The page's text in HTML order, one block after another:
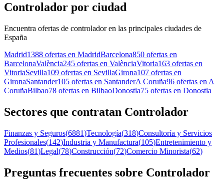
Controlador por ciudad
Encuentra ofertas de controlador en las principales ciudades de
España
Madrid1388 ofertas en MadridBarcelona850 ofertas en
BarcelonaValència245 ofertas en ValènciaVitoria163 ofertas en
VitoriaSevilla109 ofertas en SevillaGirona107 ofertas en
GironaSantander105 ofertas en SantanderA Coruña96 ofertas en A
CoruñaBilbao78 ofertas en BilbaoDonostia75 ofertas en Donostia
Sectores que contratan Controlador
Finanzas y Seguros(6881)Tecnología(318)Consultoría y Servicios
Profesionales(142)Industria y Manufactura(105)Entretenimiento y
Medios(81)Legal(78)Construcción(72)Comercio Minorista(62)
Preguntas frecuentes sobre Controlador